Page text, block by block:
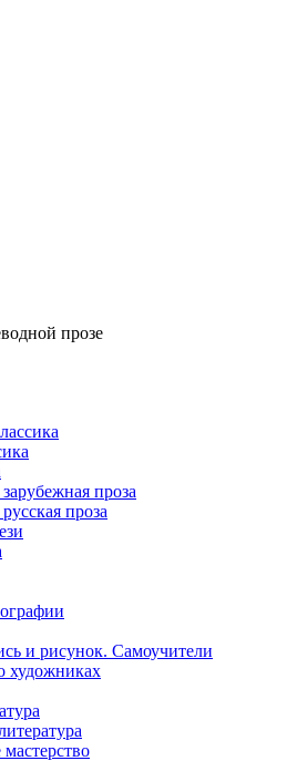
прозе
проза
проза
и рисунок. Самоучители
художниках